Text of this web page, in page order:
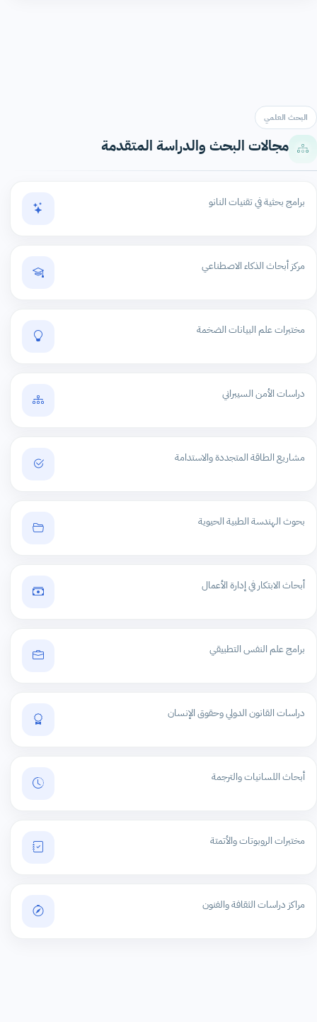
البحث العلمي
مجالات البحث والدراسة المتقدمة
برامج بحثية في تقنيات النانو
مركز أبحاث الذكاء الاصطناعي
مختبرات علم البيانات الضخمة
دراسات الأمن السيبراني
مشاريع الطاقة المتجددة والاستدامة
بحوث الهندسة الطبية الحيوية
أبحاث الابتكار في إدارة الأعمال
برامج علم النفس التطبيقي
دراسات القانون الدولي وحقوق الإنسان
أبحاث اللسانيات والترجمة
مختبرات الروبوتات والأتمتة
مراكز دراسات الثقافة والفنون